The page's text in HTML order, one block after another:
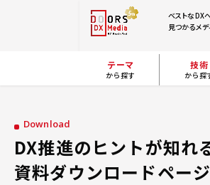
ベストなDX
見つかるメ
テーマ
から探す
技術
から探
Download
DX推進のヒントが知れ
資料ダウンロードページ